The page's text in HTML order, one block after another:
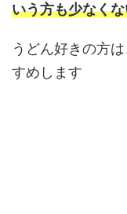
いう方も少なく
うどん好きの方
すめします